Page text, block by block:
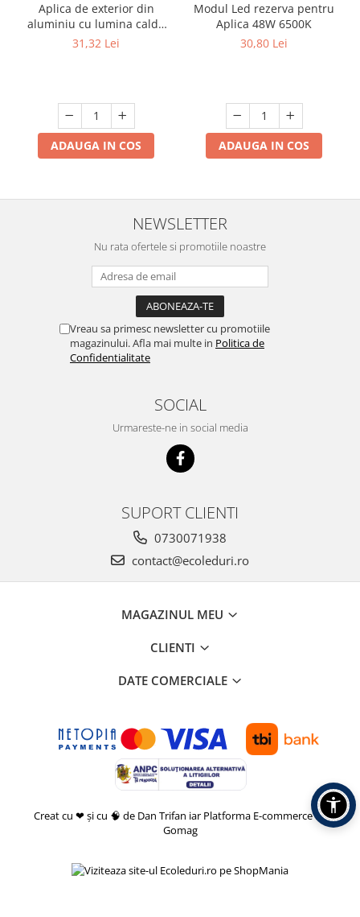
Aplica de exterior din
aluminiu cu lumina calda
sus jos 3500 K AL-042
31,32 Lei
ADAUGA IN COS
Modul Led rezerva pentru
Aplica 48W 6500K
30,80 Lei
ADAUGA IN COS
NEWSLETTER
Nu rata ofertele si promotiile noastre
Vreau sa primesc newsletter cu promotiile
magazinului. Afla mai multe in Politica de
Confidentialitate
SOCIAL
Urmareste-ne in social media
SUPORT CLIENTI
0730071938
contact@ecoleduri.ro
MAGAZINUL MEU
CLIENTI
DATE COMERCIALE
Creat cu ❤ și cu 🧠 de Dan Trifan iar Platforma E-commerce by
Gomag